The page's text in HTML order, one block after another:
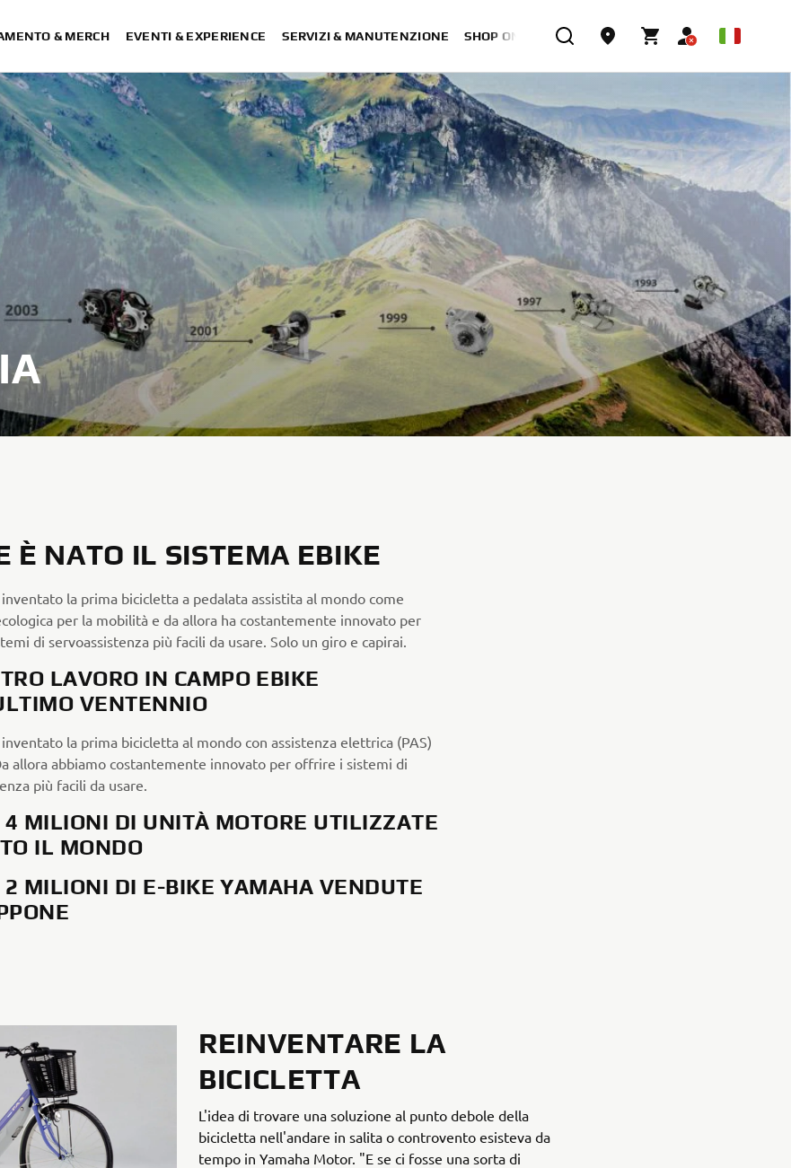
& MERCH EVENTI & EXPERIENCE SERVIZI & MANUTENZIONE SHOP ONLINE
È NATO IL SISTEMA EBIKE
inventato la prima bicicletta a pedalata assistita al mondo come
per la mobilità e da allora ha costantemente innovato per
di servoassistenza più facili da usare. Solo un giro e capirai.
LAVORO IN CAMPO EBIKE
VENTENNIO
inventato la prima bicicletta al mondo con assistenza elettrica (PAS)
allora abbiamo costantemente innovato per offrire i sistemi di
più facili da usare.
4 MILIONI DI UNITÀ MOTORE UTILIZZATE
IL MONDO
2 MILIONI DI E-BIKE YAMAHA VENDUTE
REINVENTARE LA
BICICLETTA
L'idea di trovare una soluzione al punto debole della
bicicletta nell'andare in salita o controvento esisteva da
tempo in Yamaha Motor. "E se ci fosse una sorta di